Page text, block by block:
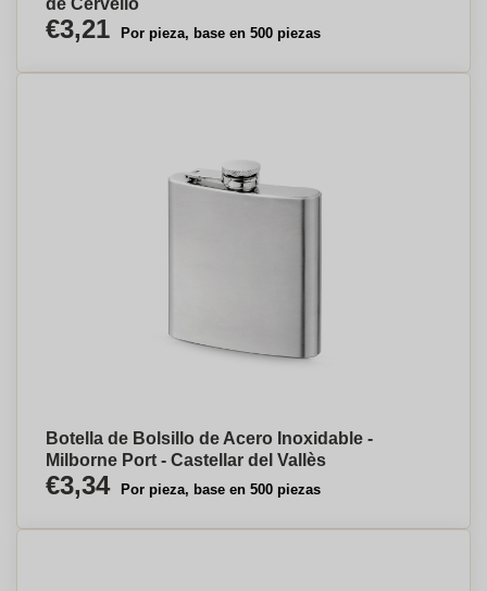
de Cervelló
€3,21 Por pieza, base en 500 piezas
Botella de Bolsillo de Acero Inoxidable -
Milborne Port - Castellar del Vallès
€3,34 Por pieza, base en 500 piezas